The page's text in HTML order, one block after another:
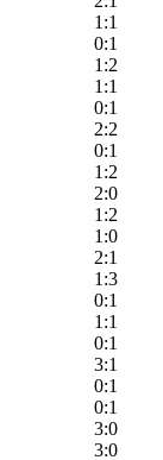
1:1
0:1
1:2
1:1
0:1
2:2
0:1
1:2
2:0
1:2
1:0
2:1
1:3
0:1
1:1
0:1
3:1
0:1
0:1
3:0
3:0